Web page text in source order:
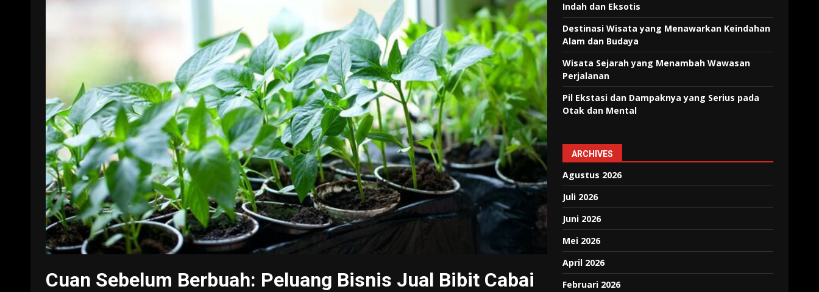
Cuan Sebelum Berbuah: Peluang Bisnis Jual Bibit Cabai
Indah dan Eksotis
Destinasi Wisata yang Menawarkan Keindahan
Alam dan Budaya
Wisata Sejarah yang Menambah Wawasan
Perjalanan
Pil Ekstasi dan Dampaknya yang Serius pada
Otak dan Mental
ARCHIVES
Agustus 2026
Juli 2026
Juni 2026
Mei 2026
April 2026
Februari 2026